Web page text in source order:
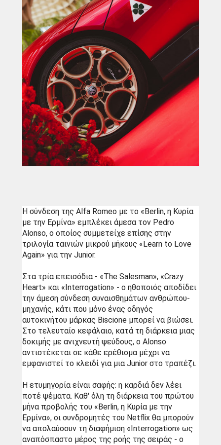
Η σύνδεση της Alfa Romeo με το «Berlin, η Κυρία
με την Ερμίνα» εμπλέκει άμεσα τον Pedro
Alonso, ο οποίος συμμετείχε επίσης στην
τριλογία ταινιών μικρού μήκους «Learn to Love
Again» για την Junior.
Στα τρία επεισόδια - «The Salesman», «Crazy
Heart» και «Interrogation» - ο ηθοποιός αποδίδει
την άμεση σύνδεση συναισθημάτων ανθρώπου-
μηχανής, κάτι που μόνο ένας οδηγός
αυτοκινήτου μάρκας Biscione μπορεί να βιώσει.
Στο τελευταίο κεφάλαιο, κατά τη διάρκεια μιας
δοκιμής με ανιχνευτή ψεύδους, ο Alonso
αντιστέκεται σε κάθε ερέθισμα μέχρι να
εμφανιστεί το κλειδί για μια Junior στο τραπέζι.
Η ετυμηγορία είναι σαφής: η καρδιά δεν λέει
ποτέ ψέματα. Καθ' όλη τη διάρκεια του πρώτου
μήνα προβολής του «Berlin, η Κυρία με την
Ερμίνα», οι συνδρομητές του Netflix θα μπορούν
να απολαύσουν τη διαφήμιση «Interrogation» ως
αναπόσπαστο μέρος της ροής της σειράς - ο